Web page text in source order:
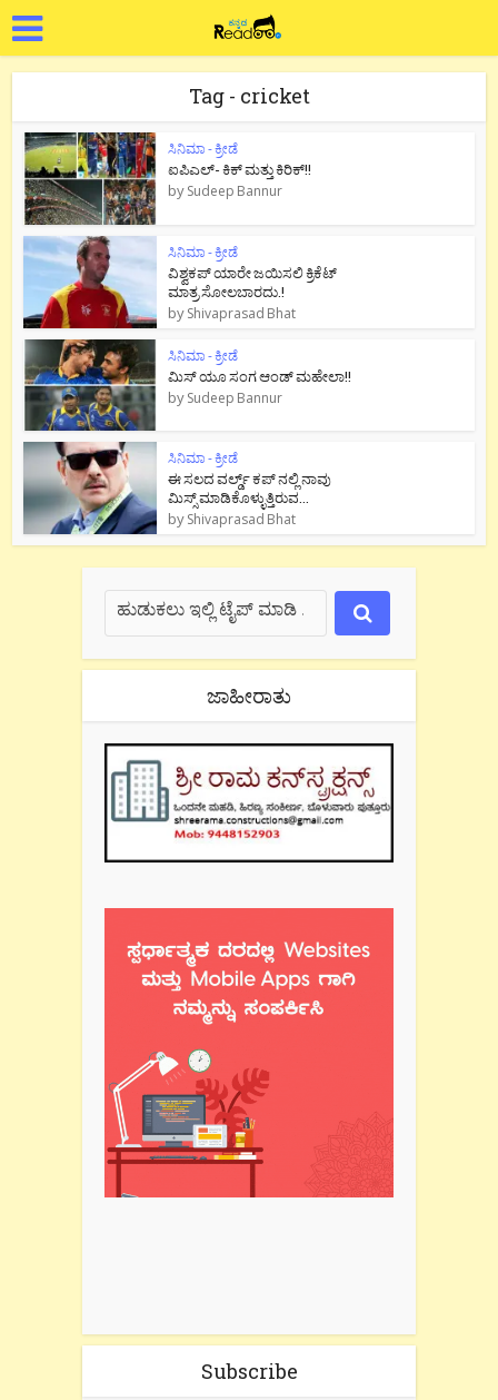
Tag - cricket
ಸಿನಿಮಾ - ಕ್ರೀಡೆ
ಐಪಿಎಲ್- ಕಿಕ್ ಮತ್ತು ಕಿರಿಕ್!!
bySudeep Bannur
ಸಿನಿಮಾ - ಕ್ರೀಡೆ
ವಿಶ್ವಕಪ್ ಯಾರೇ ಜಯಿಸಲಿ ಕ್ರಿಕೆಟ್
ಮಾತ್ರ ಸೋಲಬಾರದು.!
byShivaprasad Bhat
ಸಿನಿಮಾ - ಕ್ರೀಡೆ
ಮಿಸ್ ಯೂ ಸಂಗ ಆಂಡ್ ಮಹೇಲಾ!!
bySudeep Bannur
ಸಿನಿಮಾ - ಕ್ರೀಡೆ
ಈ ಸಲದ ವರ್ಲ್ಡ್ ಕಪ್ ನಲ್ಲಿ ನಾವು
ಮಿಸ್ಸ್ ಮಾಡಿಕೊಳ್ಳುತ್ತಿರುವ...
byShivaprasad Bhat
ಜಾಹೀರಾತು
Subscribe